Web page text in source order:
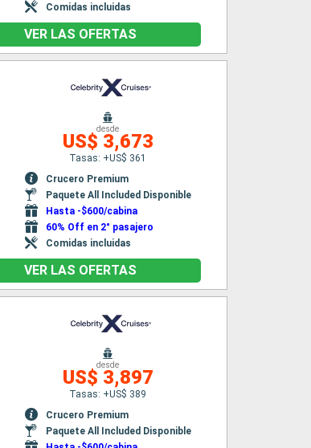
Comidas incluidas
VER LAS OFERTAS
desde
US$ 3,673
Tasas: +US$ 361
Crucero Premium
Paquete All Included Disponible
Hasta -$600/cabina
60% Off en 2° pasajero
Comidas incluidas
VER LAS OFERTAS
desde
US$ 3,897
Tasas: +US$ 389
Crucero Premium
Paquete All Included Disponible